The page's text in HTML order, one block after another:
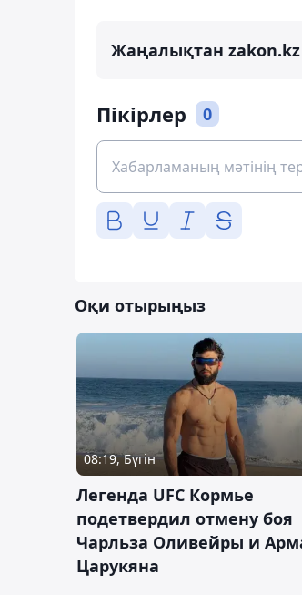
Жаңалықтан
Пікірлер 0
Оқи отырыңыз
08:19, Бүгін
Легенда UFC Кормье
подетвердил отмену боя
Чарльза Оливейры и
Царукяна